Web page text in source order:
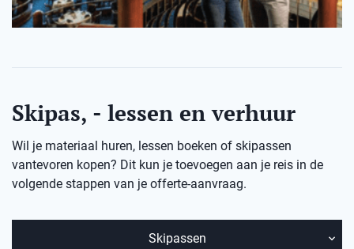
Skipas, - lessen en verhuur
Wil je materiaal huren, lessen boeken of skipassen
vantevoren kopen? Dit kun je toevoegen aan je reis in de
volgende stappen van je offerte-aanvraag.
Skipassen